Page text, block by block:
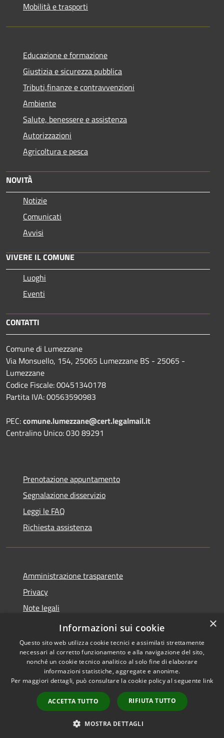
Mobilità e trasporti
Educazione e formazione
Giustizia e sicurezza pubblica
Tributi,finanze e contravvenzioni
Ambiente
Salute, benessere e assistenza
Autorizzazioni
Agricoltura e pesca
NOVITÀ
Notizie
Comunicati
Avvisi
VIVERE IL COMUNE
Luoghi
Eventi
CONTATTI
Comune di Lumezzane
Via Monsuello, 154, 25065 Lumezzane BS - 25065 -
Lumezzane
Codice Fiscale: 00451340178
Partita IVA: 00563590983
PEC:comune.lumezzane@cert.legalmail.it
Centralino Unico: 030 89291
Prenotazione appuntamento
Segnalazione disservizio
Leggi le FAQ
Richiesta assistenza
Amministrazione trasparente
Privacy
Note legali
Dichiarazione di accessibilità
Accessibilità
Copyright © 2026 • Comune di
Lumezzane • Powered by
Municipium•
Accesso
redazione
×
Informazioni sui cookie
Questo sito web utilizza cookie tecnici e assimilati strettamente
necessari al corretto funzionamento e alla navigazione del sito,
nonché un cookie tecnico analitico al solo fine di elaborare
informazioni statistiche, aggregate e anonime.
Per maggiori dettagli, può consultare la cookie policy al seguente link
ACCETTA TUTTO RIFIUTA TUTTO
MOSTRA DETTAGLI